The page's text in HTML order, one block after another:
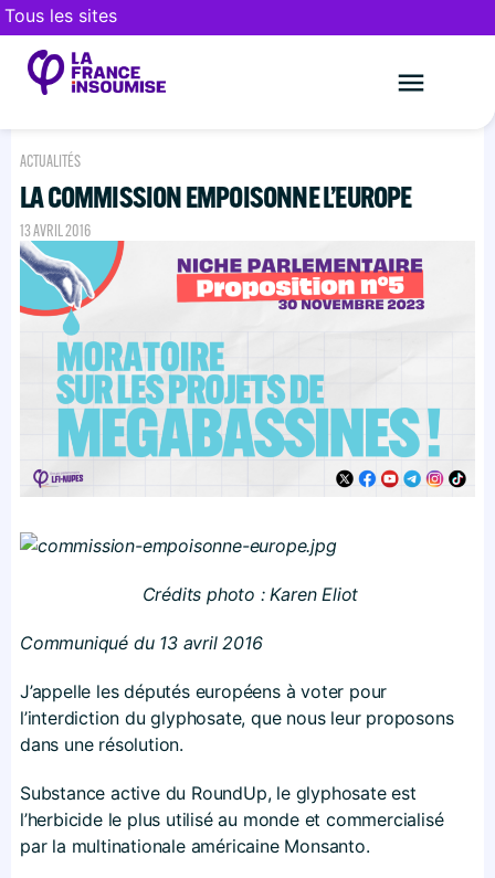
Tous les sites
ACTUALITÉS
LA COMMISSION EMPOISONNE L’EUROPE
13 AVRIL 2016
Crédits photo : Karen Eliot
Communiqué du 13 avril 2016
J’appelle les députés européens à voter pour
l’interdiction du glyphosate, que nous leur proposons
dans une résolution.
Substance active du RoundUp, le glyphosate est
l’herbicide le plus utilisé au monde et commercialisé
par la multinationale américaine Monsanto.